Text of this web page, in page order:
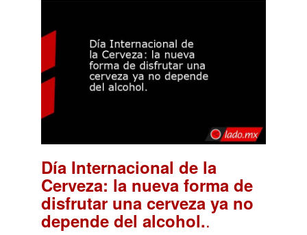
Día Internacional de la
Cerveza: la nueva forma de
disfrutar una cerveza ya no
depende del alcohol..